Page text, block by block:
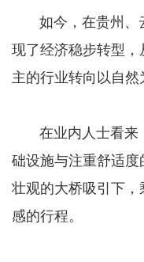
如今，在贵州、
现了经济稳步转型
主的行业转向以自然
在业内人士看来
础设施与注重舒适
壮观的大桥吸引下
感的行程。